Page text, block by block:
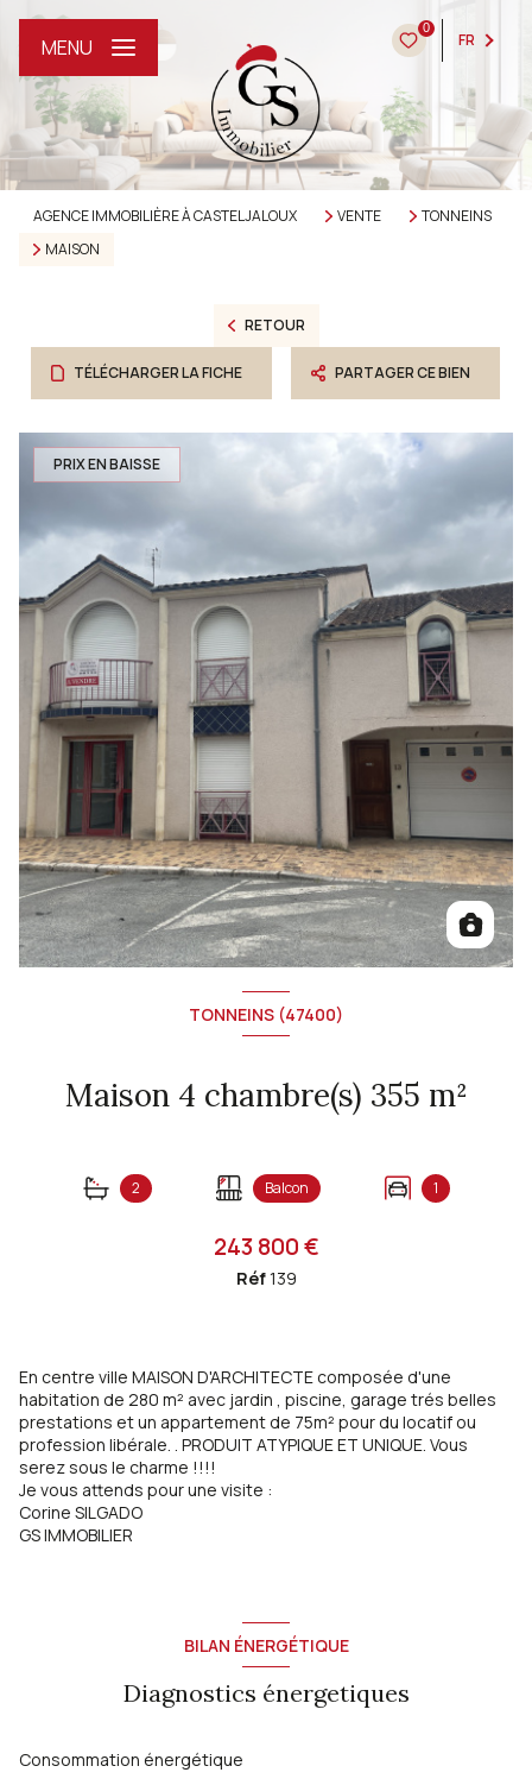
0
FR
MENU
AGENCE IMMOBILIÈRE À CASTELJALOUX VENTE
TONNEINS
MAISON
RETOUR
TÉLÉCHARGER LA FICHE PARTAGER CE BIEN
PRIX EN BAISSE
TONNEINS (47400)
Maison 4 chambre(s) 355 m²
2 Balcon 1
243 800 €
Réf139
En centre ville MAISON D'ARCHITECTE composée d'une
habitation de 280 m² avec jardin , piscine, garage trés belles
prestations et un appartement de 75m² pour du locatif ou
profession libérale. . PRODUIT ATYPIQUE ET UNIQUE. Vous
serez sous le charme !!!!
Je vous attends pour une visite :
Corine SILGADO
GS IMMOBILIER
BILAN ÉNERGÉTIQUE
Diagnostics énergetiques
Consommation énergétique